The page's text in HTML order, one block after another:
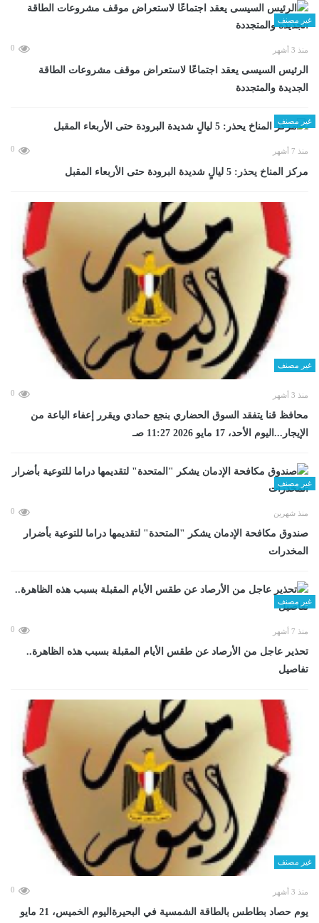
غير مصنف
منذ 3 أشهر 0
الرئيس السيسى يعقد اجتماعًا لاستعراض موقف مشروعات الطاقة
الجديدة والمتجددة
غير مصنف
منذ 7 أشهر 0
مركز المناخ يحذر: 5 ليالٍ شديدة البرودة حتى الأربعاء المقبل
غير مصنف
منذ 3 أشهر 0
محافظ قنا يتفقد السوق الحضاري بنجع حمادي ويقرر إعفاء الباعة من
الإيجار...اليوم الأحد، 17 مايو 2026 11:27 صـ
غير مصنف
منذ شهرين 0
صندوق مكافحة الإدمان يشكر "المتحدة" لتقديمها دراما للتوعية بأضرار
المخدرات
غير مصنف
منذ 7 أشهر 0
تحذير عاجل من الأرصاد عن طقس الأيام المقبلة بسبب هذه الظاهرة..
تفاصيل
غير مصنف
منذ 3 أشهر 0
يوم حصاد بطاطس بالطاقة الشمسية في البحيرةاليوم الخميس، 21 مايو